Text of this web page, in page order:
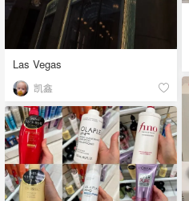
Las Vegas
凯鑫